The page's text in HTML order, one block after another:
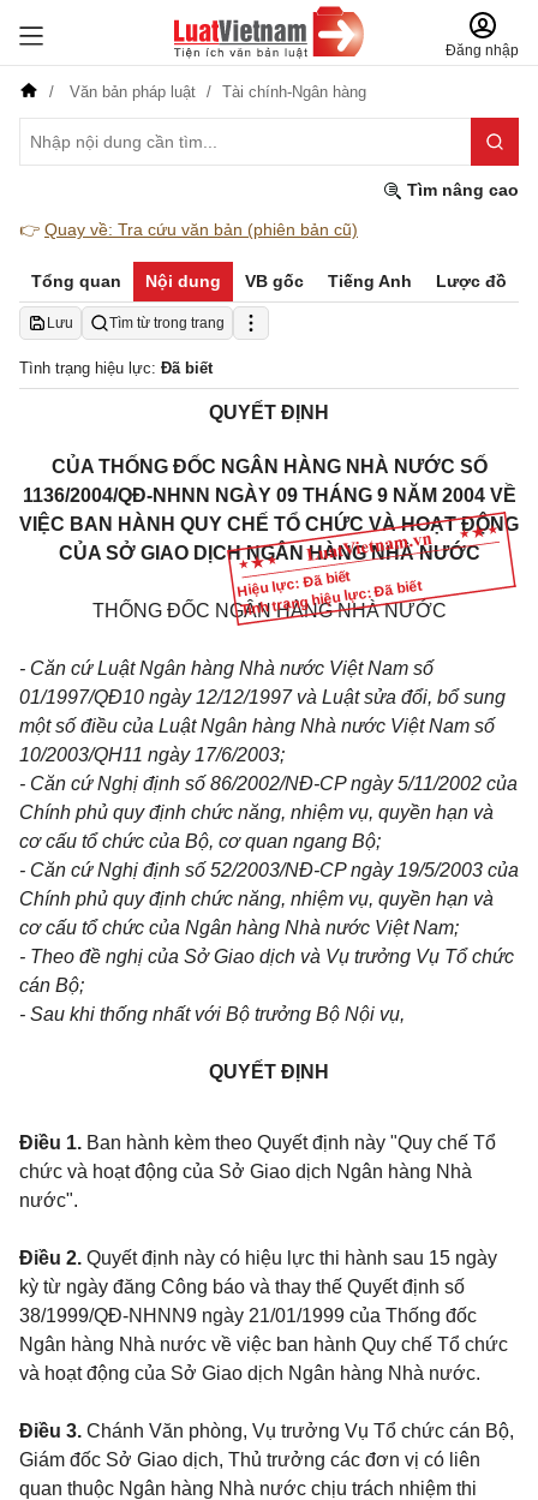
Đăng nhập
Văn bản pháp luật Tài chính-Ngân hàng
Tìm nâng cao
👉 Quay về: Tra cứu văn bản (phiên bản cũ)
Tổng quan Nội dung VB gốc Tiếng Anh Lược đồ
Lưu Tìm từ trong trang
Tình trạng hiệu lực: Đã biết
Hiệu lực: Đã biết
Tình trạng hiệu lực: Đã biết
QUYẾT ĐỊNH
CỦA THỐNG ĐỐC NGÂN HÀNG NHÀ NƯỚC SỐ
1136/2004/QĐ-NHNN NGÀY 09 THÁNG 9 NĂM 2004 VỀ
VIỆC BAN HÀNH QUY CHẾ TỔ CHỨC VÀ HOẠT ĐỘNG
CỦA SỞ GIAO DỊCH NGÂN HÀNG NHÀ NƯỚC
THỐNG ĐỐC NGÂN HÀNG NHÀ NƯỚC
- Căn cứ Luật Ngân hàng Nhà nước Việt Nam số
01/1997/QĐ10 ngày 12/12/1997 và Luật sửa đổi, bổ sung
một số điều của Luật Ngân hàng Nhà nước Việt Nam số
10/2003/QH11 ngày 17/6/2003;
- Căn cứ Nghị định số 86/2002/NĐ-CP ngày 5/11/2002 của
Chính phủ quy định chức năng, nhiệm vụ, quyền hạn và
cơ cấu tổ chức của Bộ, cơ quan ngang Bộ;
- Căn cứ Nghị định số 52/2003/NĐ-CP ngày 19/5/2003 của
Chính phủ quy định chức năng, nhiệm vụ, quyền hạn và
cơ cấu tổ chức của Ngân hàng Nhà nước Việt Nam;
- Theo đề nghị của Sở Giao dịch và Vụ trưởng Vụ Tổ chức
cán Bộ;
- Sau khi thống nhất với Bộ trưởng Bộ Nội vụ,
QUYẾT ĐỊNH
Điều 1. Ban hành kèm theo Quyết định này "Quy chế Tổ
chức và hoạt động của Sở Giao dịch Ngân hàng Nhà
nước".
Điều 2. Quyết định này có hiệu lực thi hành sau 15 ngày
kỳ từ ngày đăng Công báo và thay thế Quyết định số
38/1999/QĐ-NHNN9 ngày 21/01/1999 của Thống đốc
Ngân hàng Nhà nước về việc ban hành Quy chế Tổ chức
và hoạt động của Sở Giao dịch Ngân hàng Nhà nước.
Điều 3. Chánh Văn phòng, Vụ trưởng Vụ Tổ chức cán Bộ,
Giám đốc Sở Giao dịch, Thủ trưởng các đơn vị có liên
quan thuộc Ngân hàng Nhà nước chịu trách nhiệm thi